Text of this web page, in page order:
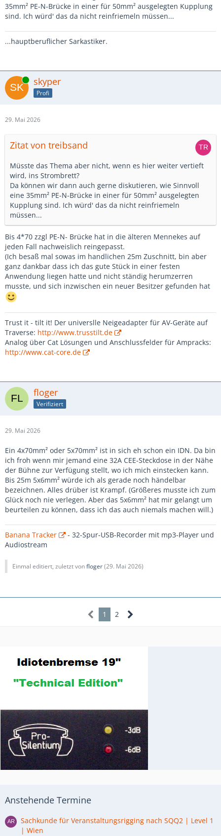
35mm² PE-N-Brücke in einer für 50mm² ausgelegten Kupplung
sind. Ich würd' das da nicht reinfriemeln müssen...
...hauptberuflicher Sarkastiker.
Online skyper
Profi
29. Mai 2026
Zitat von treibsand
Müsste das Thema aber nicht, wenn es hier weiter vertieft
wird, ins Strombrett?
Da können wir dann auch gerne diskutieren, wie Sinnvoll
eine 35mm² PE-N-Brücke in einer für 50mm² ausgelegten
Kupplung sind. Ich würd' das da nicht reinfriemeln
müssen...
Bis 4*70 zzgl PE-N- Brücke hat in die älteren Mennekes auf
jeden Fall nachweislich reingepasst.
(Ich besaß mal sowas im handlichen 25m Zuschnitt, bin aber
ganz dankbar dass ich das gute Stück in einer festen
Anwendung liegen hatte und nicht ständig herumzerren
musste, und sich inzwischen ein neuer Besitzer gefunden hat
Trust it - tilt it! Der universlle Neigeadapter für AV-Geräte auf
Traverse: http://www.trusstilt.de
Analog über Cat Lösungen und Anschlussfelder für Ampracks:
http://www.cat-core.de
floger
Verifiziert
29. Mai 2026
Ein 4x70mm² oder 5x70mm² ist in sich eh schon ein IDN. Da bin
ich froh wenn mir jemand eine 32A CEE-Steckdose in der Nähe
der Bühne zur Verfügung stellt, wo ich mich einstecken kann.
Bis 25m 5x6mm² würde ich als gerade noch händelbar
bezeichnen. Alles drüber ist Krampf. (Größeres musste ich zum
Glück noch nie verlegen. Aber das 5x6mm² hat mir gelangt um
beurteilen zu können, dass ich das auch niemals machen will.)
Banana Tracker
- 32-Spur-USB-Recorder mit mp3-Player und
Audiostream
Einmal editiert, zuletzt vonfloger(29. Mai 2026)
1 2
Anstehende Termine
Sachkunde für Veranstaltungsrigging nach SQQ2 | Level 1
| Wien